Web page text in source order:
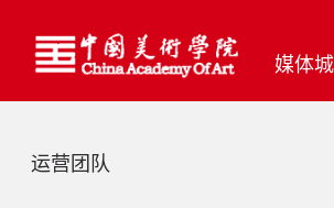
媒体
运营团队